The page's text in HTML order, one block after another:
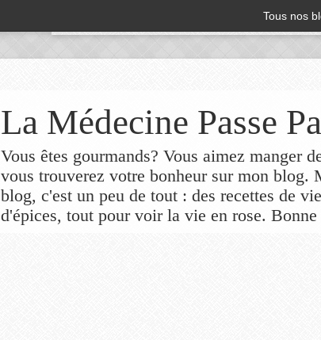
Tous nos
La Médecine Passe
Vous êtes gourmands? Vous aimez manger
vous trouverez votre bonheur sur mon blog.
blog, c'est un peu de tout : des recettes de
d'épices, tout pour voir la vie en rose.